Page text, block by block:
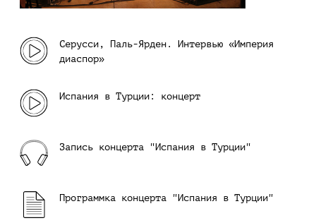
Серусси, Паль-Ярден. Интервью «Империя
диаспор»
Испания в Турции: концерт
Запись концерта "Испания в Турции"
Программка концерта "Испания в Турции"